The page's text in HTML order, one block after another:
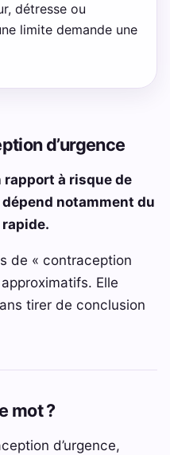
détresse ou
limite demande une
d’urgence
à risque de
notamment du
de « contraception
Elle
tirer de conclusion
mot ?
d’urgence,